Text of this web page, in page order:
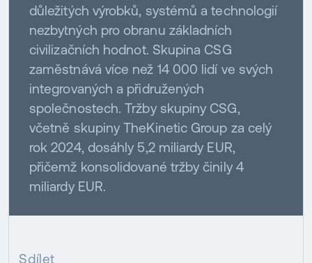
důležitých výrobků, systémů a technologií
nezbytných pro obranu základních
civilizačních hodnot. Skupina CSG
zaměstnává více než 14 000 lidí ve svých
integrovaných a přidružených
společnostech. Tržby skupiny CSG,
včetně skupiny TheKinetic Group za celý
rok 2024, dosáhly 5,2 miliardy EUR,
přičemž konsolidované tržby činily 4
miliardy EUR.
Sdílet